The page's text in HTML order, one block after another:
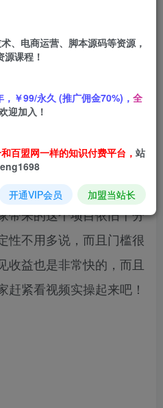
购买
矩阵放大。
项目得到了大家的一致好
带来的这个项目依旧十分
性不用多说，而且门槛很
收益也是非常快的，而且
赶紧看视频实操起来吧！
、电商运营、脚本源码等资源，
课程！
，￥99/永久 (推广佣金70%)， 全
迎加入！
百盟网一样的知识付费平台， 站
开通VIP会员 加盟当站长